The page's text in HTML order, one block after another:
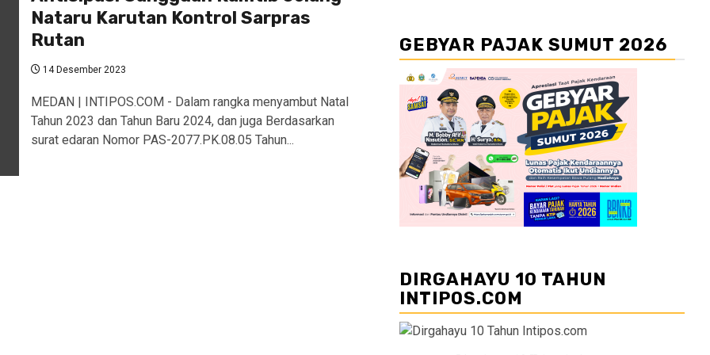
Nataru Karutan Kontrol Sarpras
Rutan
14 Desember 2023
MEDAN | INTIPOS.COM - Dalam rangka menyambut Natal
Tahun 2023 dan Tahun Baru 2024, dan juga Berdasarkan
surat edaran Nomor PAS-2077.PK.08.05 Tahun...
GEBYAR PAJAK SUMUT 2026
DIRGAHAYU 10 TAHUN
INTIPOS.COM